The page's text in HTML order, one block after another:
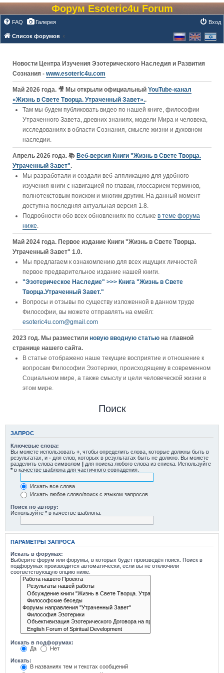
Форум Esoteric4u Forum
FAQ Галерея Вход
Список форумов
Новости Центра Изучения Эзотерического Наследия и Развития
Сознания - www.esoteric4u.com
Май 2026 года. 🎥 Мы открыли официальный YouTube‑канал
«Жизнь в Свете Творца. Утраченный Завет»..
Там мы будем публиковать видео по нашей книге, философии
Утраченного Завета, древних знаниях, модели Мира и человека,
исследованиях в области Сознания, смысле жизни и духовном
наследии.
Апрель 2026 года. 📚 Веб-версия Книги "Жизнь в Свете Творца.
Утраченный Завет".
Мы разработали и создали веб-аппликацию для удобного
изучения книги c навигацией по главам, глоссарием терминов,
полнотекстовым поиском и многим другим. На данный момент
доступна последняя актуальная версия 1.8.
Подробности обо всех обновлениях по сслыке в теме форума
ниже.
Май 2024 года. Первое издание Книги "Жизнь в Свете Творца.
Утраченный Завет" 1.0.
Мы предлагаем к ознакомлению для всех ищущих личностей
первое предварительное издание нашей книги.
"Эзотерическое Наследие" >>> Книга "Жизнь в Свете
Творца.Утраченный Завет."
Вопросы и отзывы по существу изложенной в данном труде
Философии, вы можете отправлять на емейл:
esoteric4u.com@gmail.com
2023 год. Мы разместили новую вводную статью на главной
странице нашего сайта.
В статье отображено наше текущие восприятие и отношение к
вопросам Философии Эзотерики, происходящему в современном
Социальном мире, а также смыслу и цели человеческой жизни в
этом мире.
Поиск
ЗАПРОС
Ключевые слова:
Вы можете использовать + , чтобы определить слова, которые должны быть в
результатах, и - для слов, которых в результатах быть не должно. Вы можете
разделить слова символом | для поиска любого слова из списка. Используйте
* в качестве шаблона для частичного совпадения.
Искать все слова
Искать любое слово/поиск с языком запросов
Поиск по автору:
Используйте * в качестве шаблона.
ПАРАМЕТРЫ ЗАПРОСА
Искать в форумах:
Выберите форум или форумы, в которых будет произведён поиск. Поиск в
подфорумах производится автоматически, если вы не отключили
соответствующую опцию ниже.
Искать в подфорумах:
Да
Нет
Искать:
В названиях тем и текстах сообщений